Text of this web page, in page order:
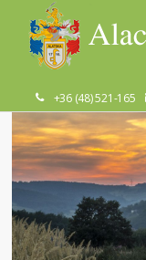
+36 (48) 521-165